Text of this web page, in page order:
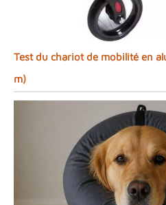
Test du chariot de mobilité en
m)